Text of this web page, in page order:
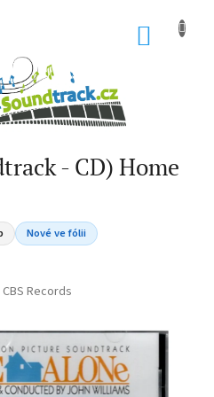
- CD) Home
Nové ve fólii
CBS Records